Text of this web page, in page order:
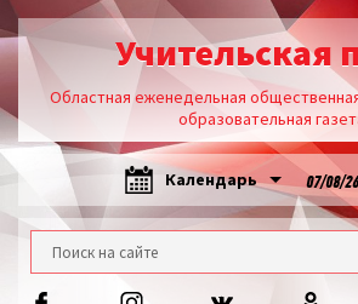
Учительская
Областная еженедельная
образовательная
Календарь 07/08/